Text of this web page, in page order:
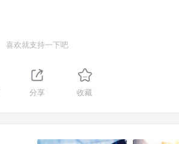
喜欢就支持一下吧
分享 收藏